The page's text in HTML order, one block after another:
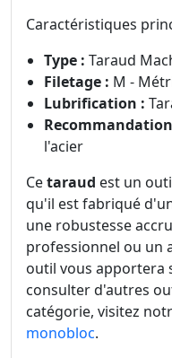
Caractéristiques
Type : Taraud
Filetage : M -
Lubrification :
l'acier
Cetaraud est un
qu'il est fabriqué
une robustesse
professionnel ou un
outil vous apportera
consulter d'autres
catégorie, visitez
monobloc.